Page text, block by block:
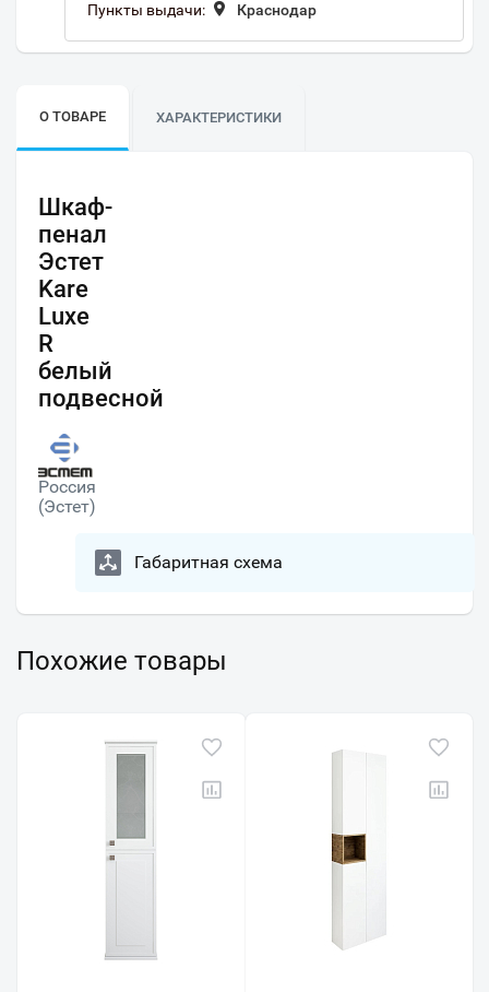
Пункты выдачи: Краснодар
О ТОВАРЕ ХАРАКТЕРИСТИКИ
Шкаф-
пенал
Эстет
Kare
Luxe
R
белый
подвесной
Россия
(Эстет)
Габаритная схема
Похожие товары